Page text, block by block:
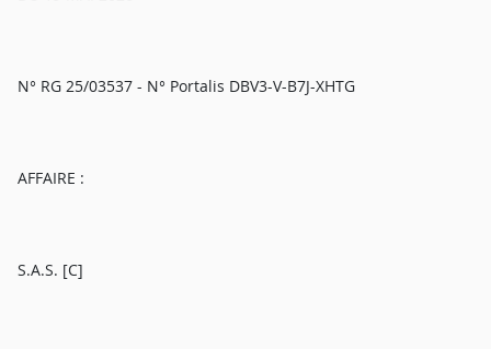
N° RG 25/03537 - N° Portalis DBV3-V-B7J-XHTG
AFFAIRE :
S.A.S. [C]